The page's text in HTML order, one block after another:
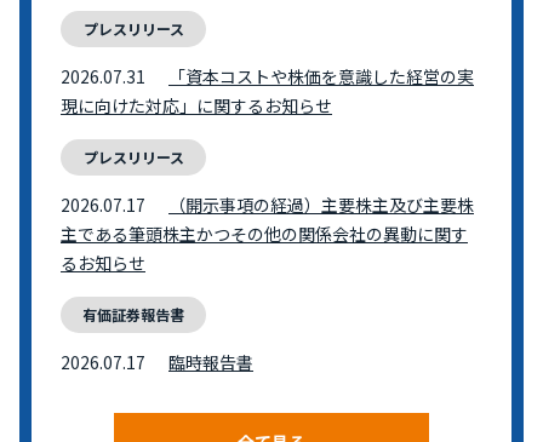
プレスリリース
2026.07.31
「資本コストや株価を意識した経営の実
現に向けた対応」に関するお知らせ
プレスリリース
2026.07.17
（開示事項の経過）主要株主及び主要株
主である筆頭株主かつその他の関係会社の異動に関す
るお知らせ
有価証券報告書
2026.07.17 臨時報告書